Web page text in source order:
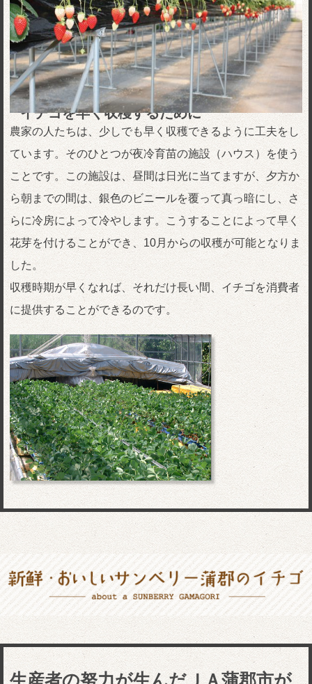
イチゴを早く収穫するために
農家の人たちは、少しでも早く収穫できるように工夫をし
ています。そのひとつが夜冷育苗の施設（ハウス）を使う
ことです。この施設は、昼間は日光に当てますが、夕方か
ら朝までの間は、銀色のビニールを覆って真っ暗にし、さ
らに冷房によって冷やします。こうすることによって早く
花芽を付けることができ、10月からの収穫が可能となりま
した。
収穫時期が早くなれば、それだけ長い間、イチゴを消費者
に提供することができるのです。
生産者の努力が生んだＪＡ蒲郡市が